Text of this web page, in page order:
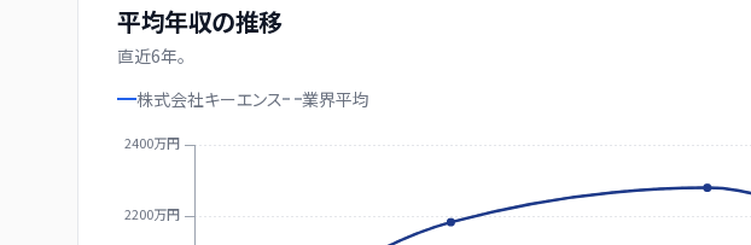
平均年収の推移
直近6年。
株式会社キーエンス
業界平均
2200万円
2400万円